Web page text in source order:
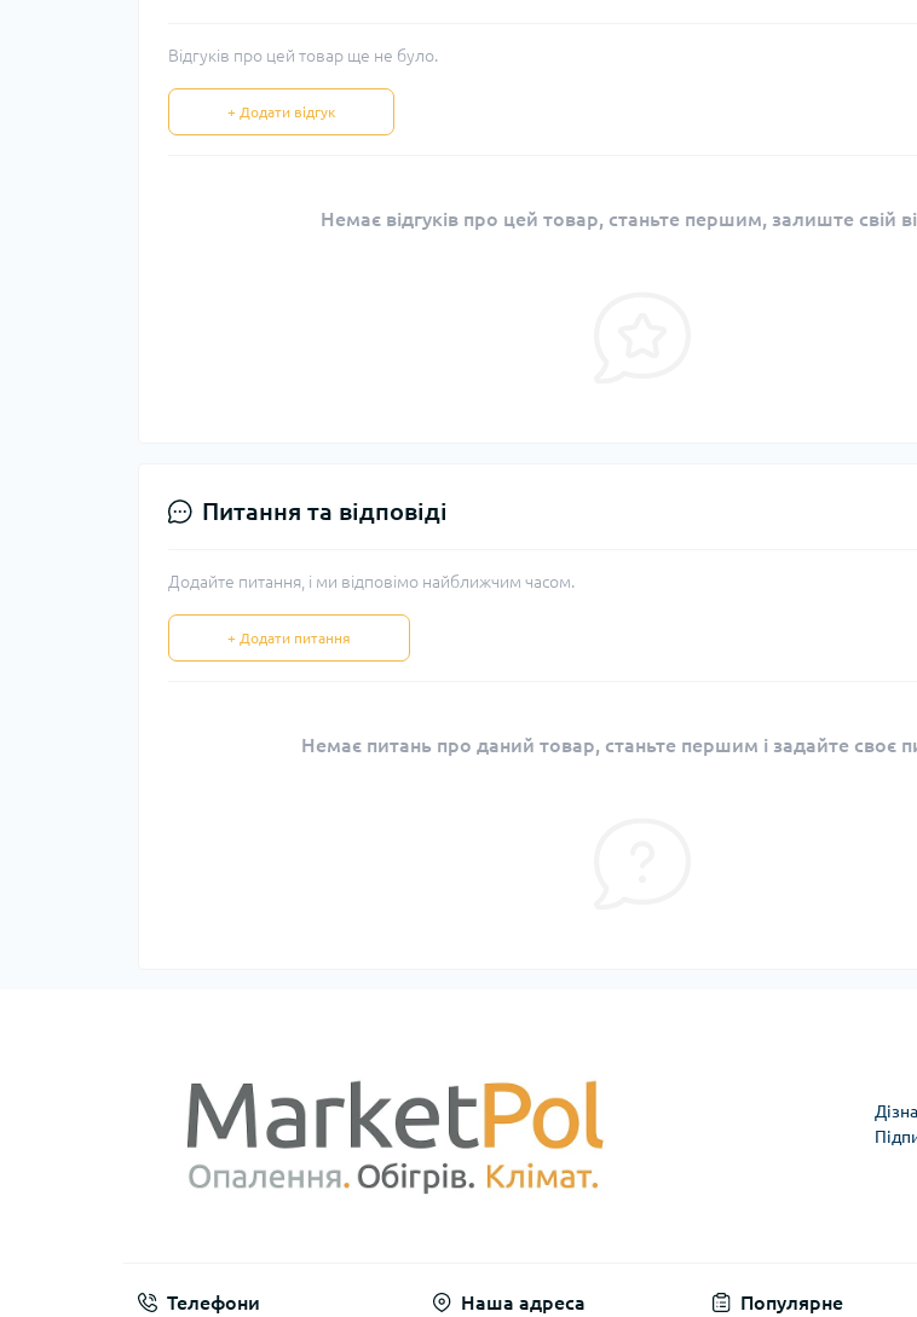
Відгуків про цей товар ще не було.
+ Додати відгук
Немає відгуків про цей товар, станьте першим, залиште свій
Питання та відповіді
Додайте питання, і ми відповімо найближчим часом.
+ Додати питання
Немає питань про даний товар, станьте першим і задайте своє
Телефони Наша адреса Популярне